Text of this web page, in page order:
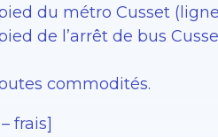
du métro Cusset
de l’arrêt de bus
commodités.
frais]